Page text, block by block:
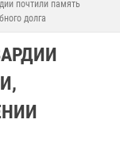
почтили память
долга